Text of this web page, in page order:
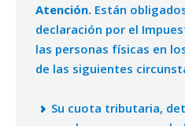
Atención. Están
declaración por el
las personas físicas en
de las siguientes
Su cuota tributaria,